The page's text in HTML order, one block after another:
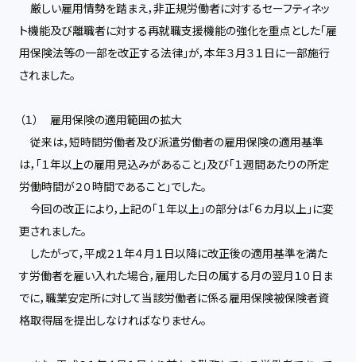
厳しい雇用情勢を踏まえ，非正規労働者に対するセーフティネッ
ト機能及び離職者に対する再就職支援機能の強化を重点とした「雇
用保険法等の一部を改正する法律」が，本年３月３１日に一部施行
されました。
（１） 雇用保険の適用範囲の拡大
従来は，短時間労働者及び派遣労働者の雇用保険の適用基準
は，「１年以上の雇用見込みがあること」及び「１週間あたりの所定
労働時間が２０時間であること」でした。
今回の改正により，上記の「１年以上」の部分は「６カ月以上」に変
更されました。
したがって，平成２１年４月１日以降に改正後の適用基準を満た
す労働者を雇い入れた場合，雇用した日の属する月の翌月１０日ま
でに，職業安定所に対して当該労働者に係る雇用保険被保険者資
格取得届を提出しなければなりません。